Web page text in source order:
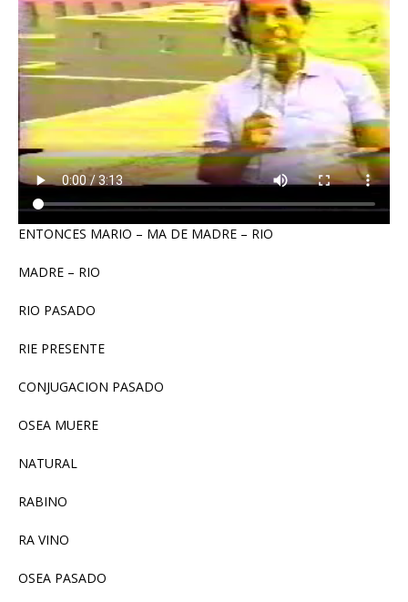
ENTONCES MARIO – MA DE MADRE – RIO
MADRE – RIO
RIO PASADO
RIE PRESENTE
CONJUGACION PASADO
OSEA MUERE
NATURAL
RABINO
RA VINO
OSEA PASADO